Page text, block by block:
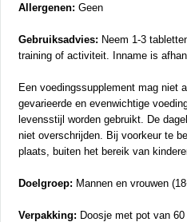
Allergenen: Geen
Gebruiksadvies: Neem 1-3
training of activiteit. Inname is
Een voedingssupplement mag niet
gevarieerde en evenwichtige
levensstijl worden gebruikt. De
niet overschrijden. Bij voorkeur te
plaats, buiten het bereik van
Doelgroep: Mannen en vrouwen
Verpakking: Doosje met pot van